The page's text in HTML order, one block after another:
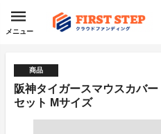
メニュー
商品
阪神タイガースマウスカバ
セット Mサイズ